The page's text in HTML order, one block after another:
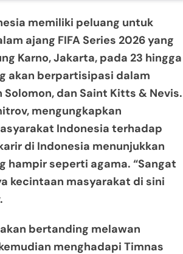
memiliki peluang untuk
ajang FIFA Series 2026 yang
Karno, Jakarta, pada 23 hingga
akan berpartisipasi dalam
dan Saint Kitts & Nevis.
mengungkapkan
Indonesia terhadap
di Indonesia menunjukkan
hampir seperti agama. “Sangat
kecintaan masyarakat di sini
akan bertanding melawan
menghadapi Timnas